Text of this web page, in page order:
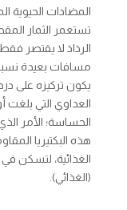
المضادات الحيوية
تستعمر الثمار
الرذاذ لا يقتصر
مسافات بعيدة
يكون تركيزه على
العداوي التي بلغت
الحساسة؛ الأمر
هذه البكتيريا
الغذائية، لتسكن
(الغذائي).